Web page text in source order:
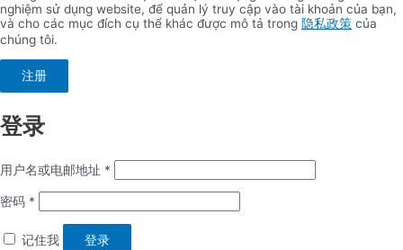
nghiệm sử dụng website, để quản lý truy cập vào tài khoản của bạn,
và cho các mục đích cụ thể khác được mô tả trong 隐私政策 của
chúng tôi.
注册
登录
用户名或电邮地址 *
密码 *
记住我 登录